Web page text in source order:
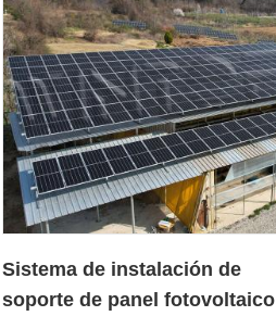
Sistema de instalación de
soporte de panel fotovoltaico